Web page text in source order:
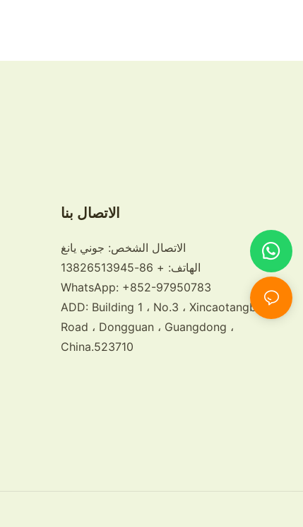
الاتصال بنا
الاتصال الشخص: جوني يانغ
الهاتف: + 86-13826513945
WhatsApp: +852-97950783
ADD: Building 1 ، No.3 ، Xincaotangbu
Road ، Dongguan ، Guangdong ،
China.523710